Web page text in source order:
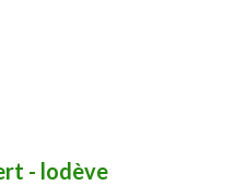
- lodève